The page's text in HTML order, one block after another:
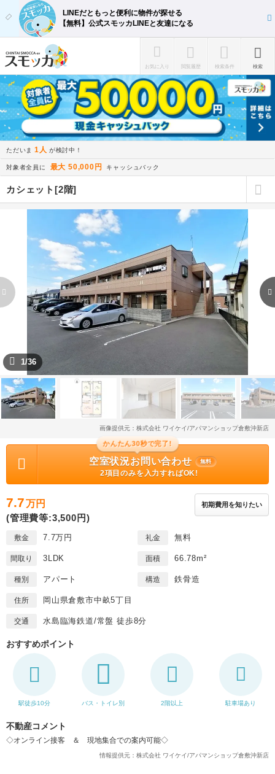
LINEだともっと便利に物件が探せる
【無料】公式スモッカLINEと友達になる
お気に入り 閲覧履歴 検索条件 検索
ただいま 1人 が検討中！
対象者全員に 最大 50,000円 キャッシュバック
カシェット[2階]
1/36
画像提供元：株式会社 ワイケイ/アパマンショップ倉敷沖新店
かんたん30秒で完了!
空室状況お問い合わせ 無料
2項目のみを入力すればOK!
7.7万円
(管理費等:3,500円)
初期費用を知りたい
敷金 7.7万円 礼金 無料
間取り 3LDK 面積 66.78m²
種別 アパート 構造 鉄骨造
住所 岡山県倉敷市中畝5丁目
交通 水島臨海鉄道/常盤 徒歩8分
おすすめポイント
駅徒歩10分 バス・トイレ別 2階以上 駐車場あり
不動産コメント
◇オンライン接客 ＆ 現地集合での案内可能◇
情報提供元：株式会社 ワイケイ/アパマンショップ倉敷沖新店